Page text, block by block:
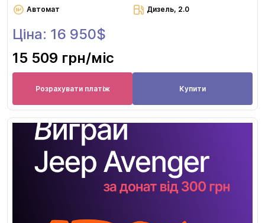
Автомат Дизель, 2.0
Ціна: 16 950$
15 509 грн/міс
Розрахувати платіж Купити